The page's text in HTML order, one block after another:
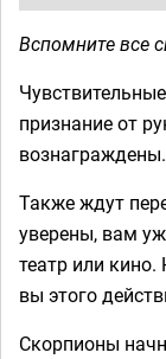
Вспомните все
признание от
вознаграждены.
Также ждут
уверены, вам
театр или кино.
вы этого
Скорпионы